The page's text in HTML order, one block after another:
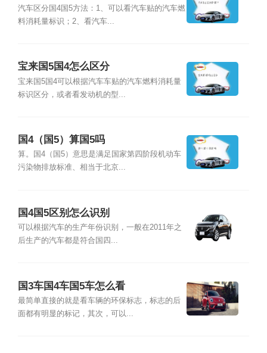
汽车区分国4国5方法：1、可以看汽车贴的汽车燃
料消耗量标识；2、看汽车...
宝来国5国4怎么区分
宝来国5国4可以根据汽车车贴的汽车燃料消耗量
标识区分，或者看发动机的型...
国4（国5）算国5吗
算。国4（国5）意思是满足国家第四阶段机动车
污染物排放标准、相当于北京...
国4国5区别怎么识别
可以根据汽车的生产年份识别，一般在2011年之
后生产的汽车都是符合国四...
国3车国4车国5车怎么看
最简单直接的就是看车辆的环保标志，标志的后
面都有明显的标记，其次，可以...